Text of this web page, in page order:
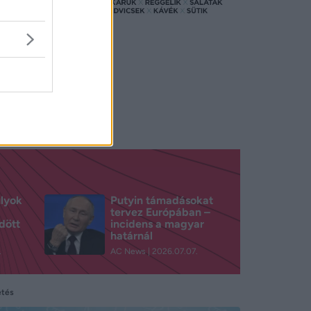
A
Putyin támadásokat
tervez Európában –
incidens a magyar
határnál
AC News 2026.07.07.